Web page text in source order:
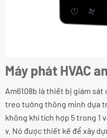
Máy phát HVAC
Am6108b là thiết bị giám
treo tường thông minh dựa
không khí tích hợp 5 trong 1
v. Nó được thiết kế để xây